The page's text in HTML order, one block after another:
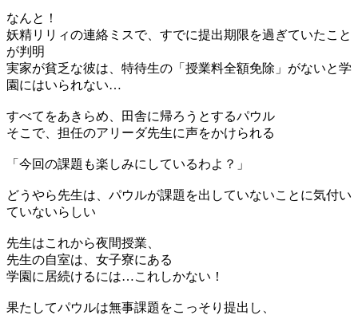
なんと！
妖精リリィの連絡ミスで、すでに提出期限を過ぎていたこと
が判明
実家が貧乏な彼は、特待生の「授業料全額免除」がないと学
園にはいられない…
すべてをあきらめ、田舎に帰ろうとするパウル
そこで、担任のアリーダ先生に声をかけられる
「今回の課題も楽しみにしているわよ？」
どうやら先生は、パウルが課題を出していないことに気付い
ていないらしい
先生はこれから夜間授業、
先生の自室は、女子寮にある
学園に居続けるには…これしかない！
果たしてパウルは無事課題をこっそり提出し、